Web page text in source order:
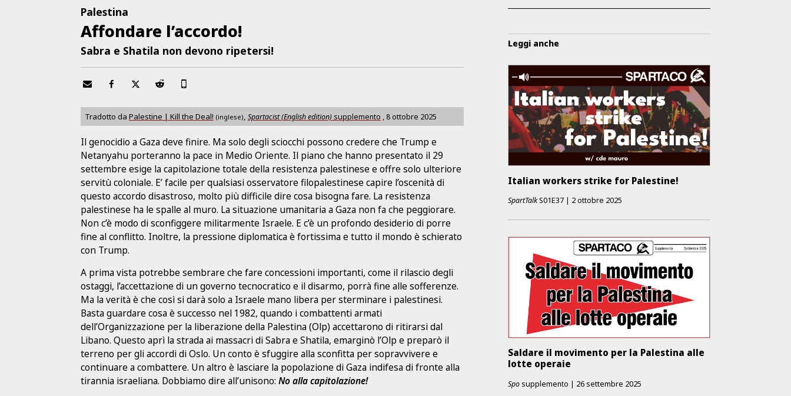
Palestina
Affondare l’accordo!
Sabra e Shatila non devono ripetersi!
Tradotto da Palestine | Kill the Deal! (inglese), Spartacist (English edition) supplemento , 8 ottobre 2025
Il genocidio a Gaza deve finire. Ma solo degli sciocchi possono credere che Trump e
Netanyahu porteranno la pace in Medio Oriente. Il piano che hanno presentato il 29
settembre esige la capitolazione totale della resistenza palestinese e offre solo ulteriore
servitù coloniale. E’ facile per qualsiasi osservatore filopalestinese capire l’oscenità di
questo accordo disastroso, molto più difficile dire cosa bisogna fare. La resistenza
palestinese ha le spalle al muro. La situazione umanitaria a Gaza non fa che peggiorare.
Non c’è modo di sconfiggere militarmente Israele. E c’è un profondo desiderio di porre
fine al conflitto. Inoltre, la pressione diplomatica è fortissima e tutto il mondo è schierato
con Trump.
A prima vista potrebbe sembrare che fare concessioni importanti, come il rilascio degli
ostaggi, l’accettazione di un governo tecnocratico e il disarmo, porrà fine alle sofferenze.
Ma la verità è che così si darà solo a Israele mano libera per sterminare i palestinesi.
Basta guardare cosa è successo nel 1982, quando i combattenti armati
dell’Organizzazione per la liberazione della Palestina (Olp) accettarono di ritirarsi dal
Libano. Questo aprì la strada ai massacri di Sabra e Shatila, emarginò l’Olp e preparò il
terreno per gli accordi di Oslo. Un conto è sfuggire alla sconfitta per sopravvivere e
continuare a combattere. Un altro è lasciare la popolazione di Gaza indifesa di fronte alla
tirannia israeliana. Dobbiamo dire all’unisono:No alla capitolazione!
Leggi anche
Italian workers strike for Palestine!
SpartTalkS01E37 | 2 ottobre 2025
Saldare il movimento per la Palestina alle
lotte operaie
Spo supplemento | 26 settembre 2025